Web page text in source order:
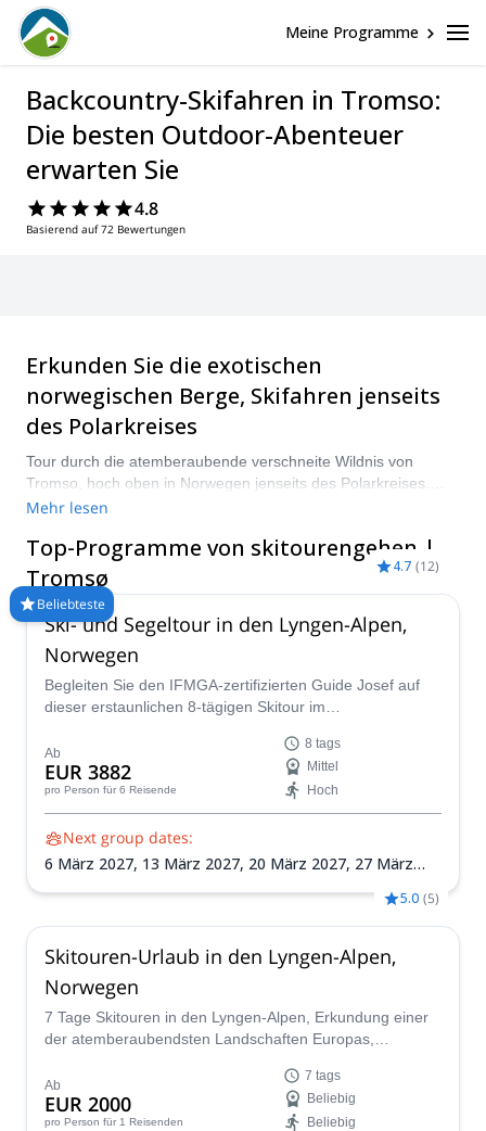
Meine Programme
Backcountry-Skifahren in Tromso:
Die besten Outdoor-Abenteuer
erwarten Sie
4.8
Basierend auf 72 Bewertungen
Erkunden Sie die exotischen
norwegischen Berge, Skifahren jenseits
des Polarkreises
Tour durch die atemberaubende verschneite Wildnis von
Tromso, hoch oben in Norwegen jenseits des Polarkreises.
Entdecken Sie einige der mystischsten und isoliertesten Pisten
zwischen den Monaten April und Mai für ideale Backcountry-
Skibedingungen.
Mehr lesen
Top-Programme von skitourengehen |
Tromsø
Beliebteste
4.7 (12)
Ski- und Segeltour in den Lyngen-Alpen,
Norwegen
Begleiten Sie den IFMGA-zertifizierten Guide Josef auf
dieser erstaunlichen 8-tägigen Skitour im
Norwegen! Verbessern Sie Ihre Fähigkeiten in der
Navigation im Hinterland, Lawinenbewusstsein und
Skibergsteigen, während Sie die weite Wildnis der
Lyngen-Alpen erkunden.
Ab
EUR 3882
pro Person für 6 Reisende
8 tags
Mittel
Hoch
Next group dates:
6 März 2027, 13 März 2027, 20 März 2027, 27 März
5.0 (5)
Skitouren-Urlaub in den Lyngen-Alpen,
Norwegen
7 Tage Skitouren in den Lyngen-Alpen, Erkundung einer
der atemberaubendsten Landschaften Europas,
Ab
EUR 2000
pro Person für 1 Reisenden
7 tags
Beliebig
Beliebig